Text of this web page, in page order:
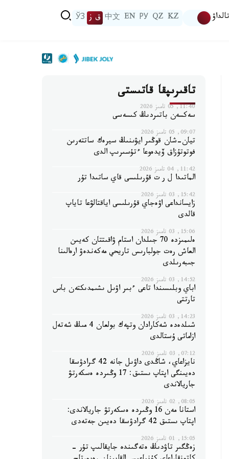
تالداۋ KZ
QZ
РУ
EN
中文 ق ز ЎЗ
تاقىرىپقا قاتىستى
11:40, 05 تامىز 2026
سەكسەن باتىردىڭ كىسەسى
09:07, 05 تامىز 2026
تيان-شان قوڭىر ايۋىنىڭ سيرەك ساتتەرىن
فوتوتۇزاق ۆيدەوعا ءتۇسىرىپ الدى
11:42, 04 تامىز 2026
الماتىدا ل ر ت قۇرىلىسى قاي ساتىدا تۇر
15:42, 03 تامىز 2026
زايسانداعى اۋەجاي قۇرىلىسى اياقتالۋعا تاياپ
قالدى
15:06, 03 تامىز 2026
ەلىمىزدە 70 جىلدان استام ۋاقىتتان كەيىن
العاش رەت جولبارىس تاريحي مەكەندەۋ ارەالىنا
جىبەرىلدى
14:52, 03 تامىز 2026
اباي وبلىسىندا تاعى ءبىر اۋىل ىشىمدىكتەن باس
تارتتى
14:23, 03 تامىز 2026
شىلدەدە شەكارادان وتپەك بولعان 4 مىڭ شەتەل
ازاماتى ۇستالدى
07:12, 03 تامىز 2026
نايزاعاي، شاڭدى داۋىل جانە 42 گرادۋسقا
دەيىنگى اپتاپ ىستىق: 17 وڭىردە ەسكەرتۋ
جاريالاندى
08:05, 02 تامىز 2026
استانا مەن 16 وڭىردە ەسكەرتۋ جاريالاندى:
اپتاپ ىستىق 42 گرادۋسقا دەيىن جەتەدى
15:05, 01 تامىز 2026
زەڭگىر تاۋدىڭ ەتەگىندە جايقالىپ تۇر -